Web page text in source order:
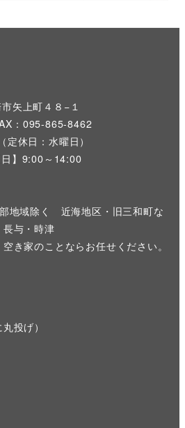
矢上町４８−１
：095-865-8462
定休日：水曜日）
日】9:00～14:00
地域除く 近海地区・旧三和町な
長与・時津
き家のことならお任せください。
投げ）